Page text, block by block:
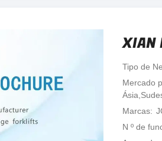
XIAN
Tipo de
Mercado
Marcas
N º de